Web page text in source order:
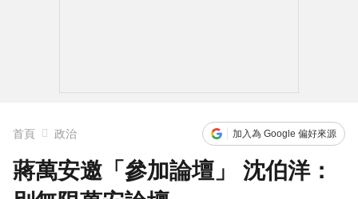
首頁 政治 加入為 Google 偏好來源
蔣萬安邀「參加論壇」 沈伯洋：